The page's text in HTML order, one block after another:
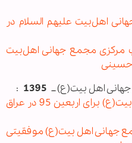
اهل‌بیت علیهم السلام در
مجمع جهانی اهل‌بیت
حسینی
اهل بیت(ع) ــ 1395
:
ــ فعالیت‌های مجمع جهانی اهل بیت(ع) برای اربعین 95 در عراق
جهانی اهل بیت(ع) موفقیتی